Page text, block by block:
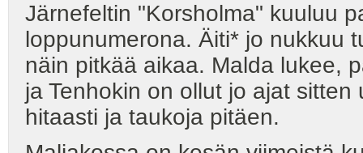
Järnefeltin "Korsholma" kuuluu
loppunumerona. Äiti* jo nukkuu
näin pitkää aikaa. Malda lukee,
ja Tenhokin on ollut jo ajat
hitaasti ja taukoja pitäen.